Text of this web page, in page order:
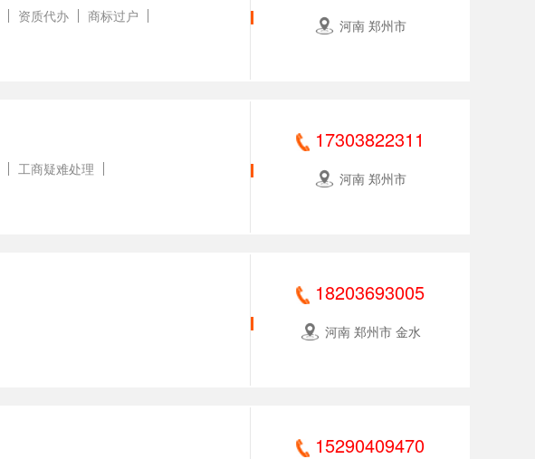
资质代办
商标过户
河南 郑州市
工商疑难处理
17303822311
河南 郑州市
18203693005
河南 郑州市 金水
15290409470